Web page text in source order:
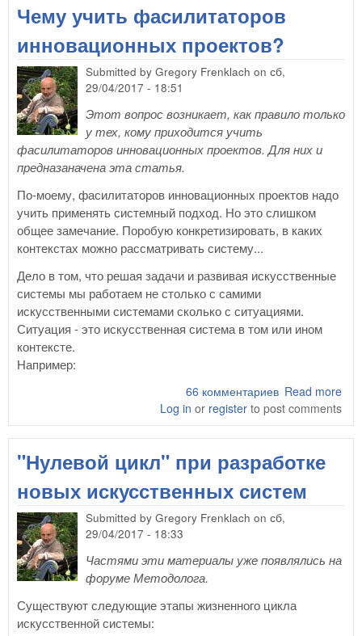
Чему учить фасилитаторов
инновационных проектов?
Submitted by Gregory Frenklach on сб,
29/04/2017 - 18:51
Этот вопрос возникает, как правило только
у тех, кому приходится учить
фасилитаторов инновационных проектов. Для них и
предназаначена эта статья.
По-моему, фасилитаторов инновационных проектов надо
учить применять системный подход. Но это слишком
общее замечание. Поробую конкретизировать, в каких
контекстах можно рассматривать систему...
Дело в том, что решая задачи и развивая искусственные
системы мы работаем не столько с самими
искусственными системами сколько с ситуациями.
Ситуация - это искусственная система в том или ином
контексте.
Например:
Read more
66 комментариев
Log in or register to post comments
"Нулевой цикл" при разработке
новых искусственных систем
Submitted by Gregory Frenklach on сб,
29/04/2017 - 18:33
Частями эти материалы уже появлялись на
форуме Методолога.
Существуют следующие этапы жизненного цикла
искусственной системы: